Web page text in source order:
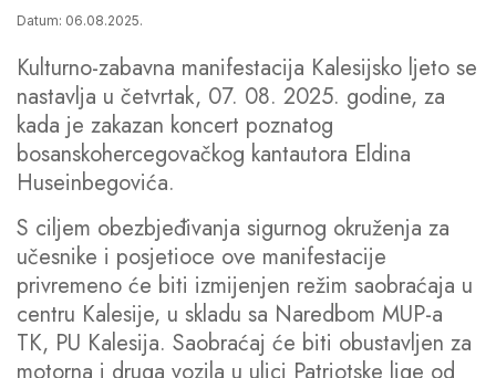
Datum: 06.08.2025.
Kulturno-zabavna manifestacija Kalesijsko ljeto se
nastavlja u četvrtak, 07. 08. 2025. godine, za
kada je zakazan koncert poznatog
bosanskohercegovačkog kantautora Eldina
Huseinbegovića.
S ciljem obezbjeđivanja sigurnog okruženja za
učesnike i posjetioce ove manifestacije
privremeno će biti izmijenjen režim saobraćaja u
centru Kalesije, u skladu sa Naredbom MUP-a
TK, PU Kalesija. Saobraćaj će biti obustavljen za